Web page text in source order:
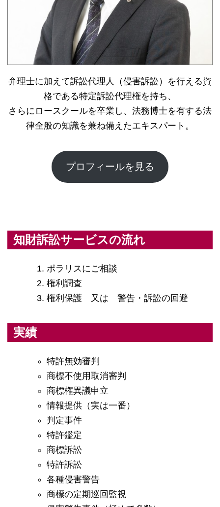
弁理士に加えて訴訟代理人（侵害訴訟）を行える資
格である特定訴訟代理権を持ち、
さらにロースクールを卒業し、法務博士を有する法
律全般の知識を兼ね備えたエキスパート。
プロフィールを見る
知財訴訟サービスの流れ
ポラリスにご相談
権利調査
権利保護 又は 警告・訴訟の回避
実績
特許無効審判
商標不使用取消審判
商標権異議申立
情報提供（実は一番）
判定事件
特許鑑定
商標訴訟
特許訴訟
各種侵害警告
商標の定期巡回監視